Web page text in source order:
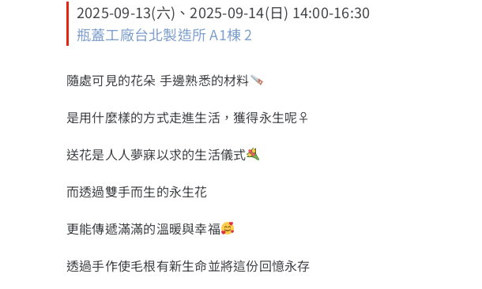
2025-09-13(六)、2025-09-14(日) 14:00-16:30
瓶蓋工廠台北製造所 A1棟 2
隨處可見的花朵 手邊熟悉的材料
是用什麼樣的方式走進生活，獲得永生呢‍♀
送花是人人夢寐以求的生活儀式
而透過雙手而生的永生花
更能傳遞滿滿的溫暖與幸福
透過手作使毛根有新生命並將這份回憶永存